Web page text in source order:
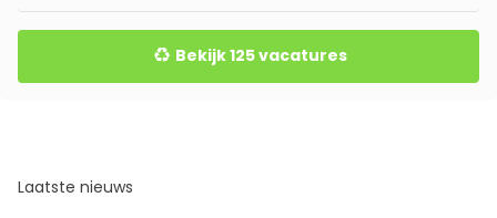
Bekijk 125 vacatures
Laatste nieuws